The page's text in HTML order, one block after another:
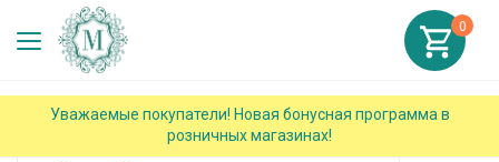
Уважаемые покупатели! Новая бонусная программа в
розничных магазинах!
0